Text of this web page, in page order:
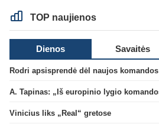
TOP naujienos
Dienos Savaitės
Rodri apsisprendė dėl naujos komandos
Vinicius liks „Real“ gretose